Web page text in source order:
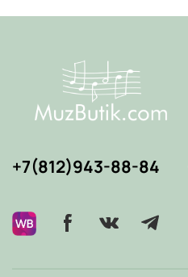
+7(812)943-88-84